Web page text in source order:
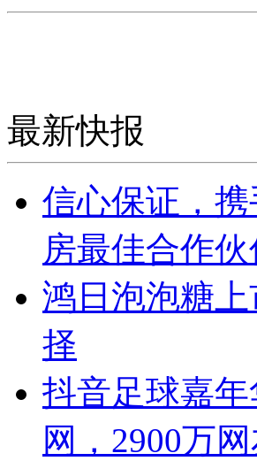
最新快报
信心保证，
房最佳合作
鸿日泡泡糖
择
抖音足球嘉
网，2900万